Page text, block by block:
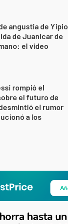
angustia de Yipio
de Juanicar de
el video
rompió el
el futuro de
el rumor
a los